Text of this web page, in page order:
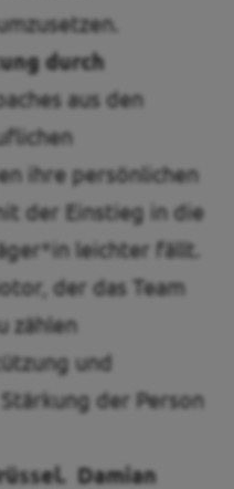
durch
aus den
ihre persönlichen
der Einstieg in die
leichter fällt.
der das Team
zählen
und
der Person
Damian